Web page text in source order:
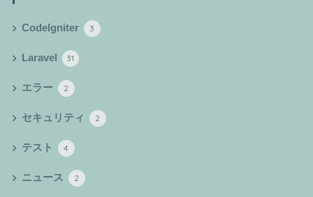
CodeIgniter 3
Laravel 31
エラー 2
セキュリティ 2
テスト 4
ニュース 2